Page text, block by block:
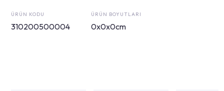
ÜRÜN KODU
310200500004
ÜRÜN BOYUTLARI
0x0x0cm